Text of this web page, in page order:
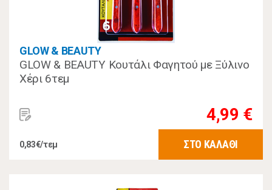
GLOW & BEAUTY
GLOW & BEAUTY Κουτάλι Φαγητού με Ξύλινο
Χέρι 6τεμ
4,99 €
0,83€/τεμ ΣΤΟ ΚΑΛΑΘΙ